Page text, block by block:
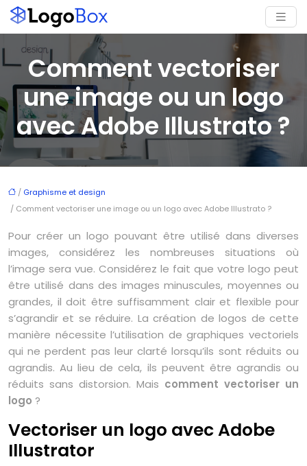
Comment vectoriser
une image ou un logo
avec Adobe Illustrato ?
/ Graphisme et design
/ Comment vectoriser une image ou un logo avec Adobe Illustrato ?
Pour créer un logo pouvant être utilisé dans diverses
images, considérez les nombreuses situations où
l’image sera vue. Considérez le fait que votre logo peut
être utilisé dans des images minuscules, moyennes ou
grandes, il doit être suffisamment clair et flexible pour
s’agrandir et se réduire. La création de logos de cette
manière nécessite l’utilisation de graphiques vectoriels
qui ne perdent pas leur clarté lorsqu’ils sont réduits ou
agrandis. Au lieu de cela, ils peuvent être agrandis ou
réduits sans distorsion. Mais comment vectoriser un
logo ?
Vectoriser un logo avec Adobe
Illustrator